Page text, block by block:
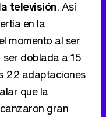
televisión. Así
en la
momento al ser
ser doblada a 15
22 adaptaciones
que la
gran